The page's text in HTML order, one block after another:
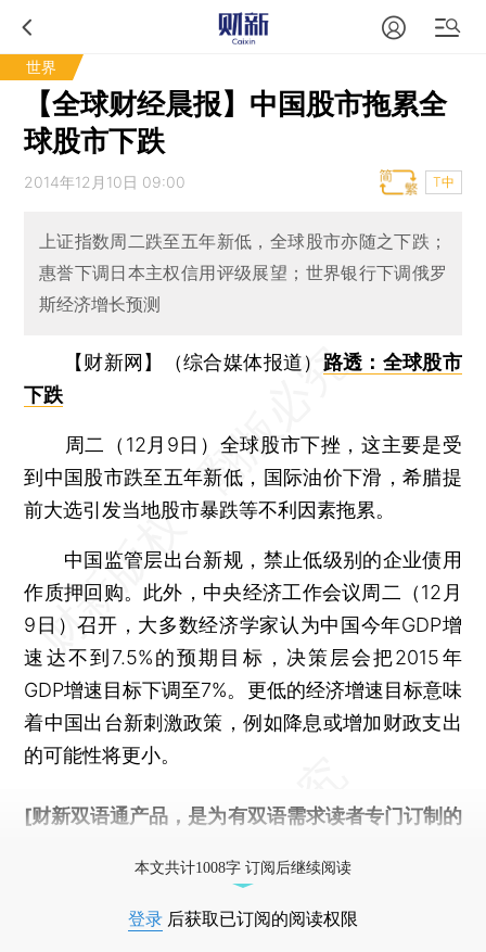
世界
【全球财经晨报】中国股市拖累全
球股市下跌
2014年12月10日 09:00 T中
上证指数周二跌至五年新低，全球股市亦随之下跌；
惠誉下调日本主权信用评级展望；世界银行下调俄罗
斯经济增长预测
【财新网】（综合媒体报道） 路透：全球股市
下跌
周二（12月9日）全球股市下挫，这主要是受
到中国股市跌至五年新低，国际油价下滑，希腊提
前大选引发当地股市暴跌等不利因素拖累。
中国监管层出台新规，禁止低级别的企业债用
作质押回购。此外，中央经济工作会议周二（12月
9日）召开，大多数经济学家认为中国今年GDP增
速达不到7.5%的预期目标，决策层会把2015年
GDP增速目标下调至7%。更低的经济增速目标意味
着中国出台新刺激政策，例如降息或增加财政支出
的可能性将更小。
[财新双语通产品，是为有双语需求读者专门订制的
本文共计1008字 订阅后继续阅读
登录 后获取已订阅的阅读权限